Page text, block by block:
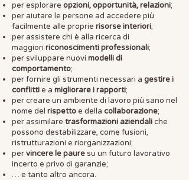
per esplorare opzioni, opportunità, relazioni;
per aiutare le persone ad accedere più
facilmente alle proprie risorse interiori;
per assistere chi è alla ricerca di
maggiori riconoscimenti professionali;
per sviluppare nuovi modelli di
comportamento;
per fornire gli strumenti necessari a gestire i
conflittie a migliorare i rapporti;
per creare un ambiente di lavoro più sano nel
nome del rispettoe della collaborazione;
per assimilare trasformazioni aziendaliche
possono destabilizzare, come fusioni,
ristrutturazioni e riorganizzazioni;
pervincere le paure su un futuro lavorativo
incerto e privo di garanzie;
… e tanto altro ancora.